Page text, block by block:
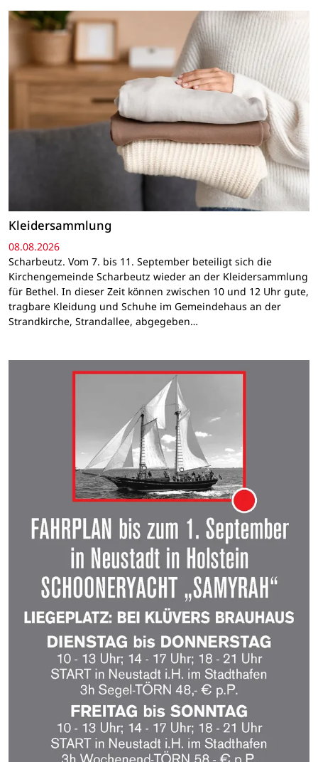
Kleidersammlung
08.08.2026
Scharbeutz. Vom 7. bis 11. September beteiligt sich die
Kirchengemeinde Scharbeutz wieder an der Kleidersammlung
für Bethel. In dieser Zeit können zwischen 10 und 12 Uhr gute,
tragbare Kleidung und Schuhe im Gemeindehaus an der
Strandkirche, Strandallee, abgegeben…